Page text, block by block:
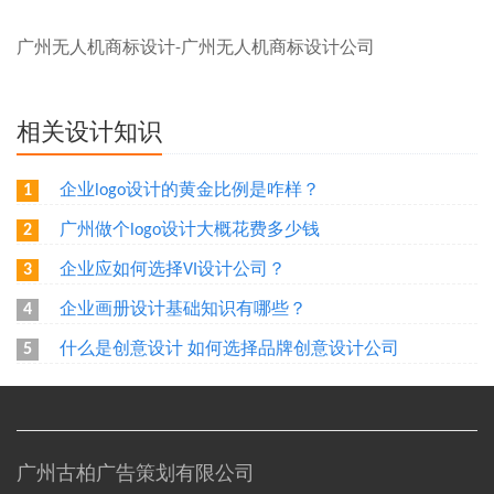
广州无人机商标设计-广州无人机商标设计公司
相关设计知识
1 企业logo设计的黄金比例是咋样？
2 广州做个logo设计大概花费多少钱
3 企业应如何选择VI设计公司？
4 企业画册设计基础知识有哪些？
5 什么是创意设计 如何选择品牌创意设计公司
广州古柏广告策划有限公司